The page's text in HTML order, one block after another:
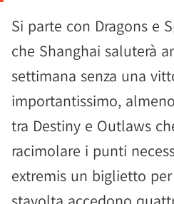
Si parte con Dragons e
che Shanghai saluterà
settimana senza una
importantissimo,
tra Destiny e Outlaws
racimolare i punti
extremis un biglietto